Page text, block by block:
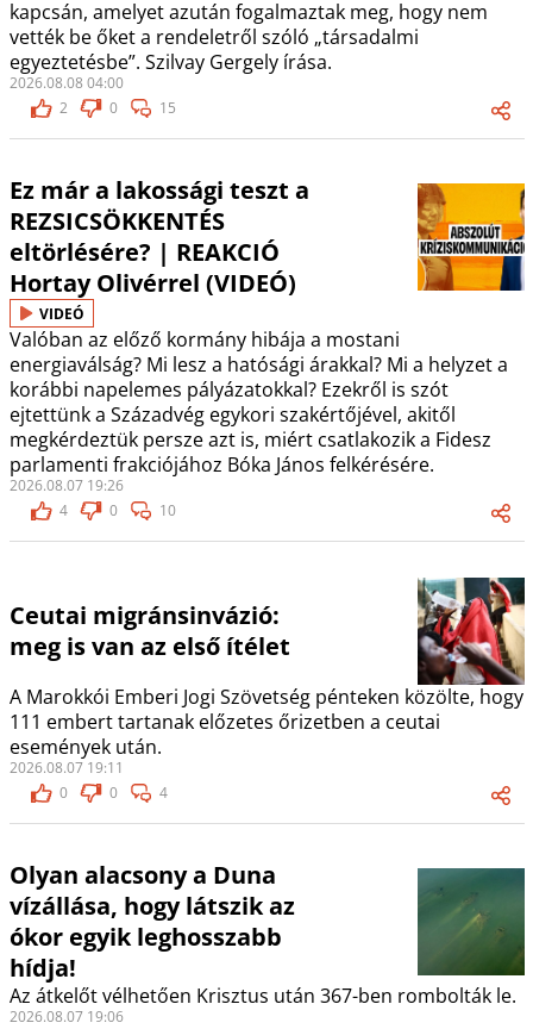
kapcsán, amelyet azután fogalmaztak meg, hogy nem
vették be őket a rendeletről szóló „társadalmi
egyeztetésbe”. Szilvay Gergely írása.
2026.08.08 04:00
2
0 15
Ez már a lakossági teszt a
REZSICSÖKKENTÉS
eltörlésére? | REAKCIÓ
Hortay Olivérrel (VIDEÓ)
VIDEÓ
Valóban az előző kormány hibája a mostani
energiaválság? Mi lesz a hatósági árakkal? Mi a helyzet a
korábbi napelemes pályázatokkal? Ezekről is szót
ejtettünk a Századvég egykori szakértőjével, akitől
megkérdeztük persze azt is, miért csatlakozik a Fidesz
parlamenti frakciójához Bóka János felkérésére.
2026.08.07 19:26
4
0 10
Ceutai migránsinvázió:
meg is van az első ítélet
A Marokkói Emberi Jogi Szövetség pénteken közölte, hogy
111 embert tartanak előzetes őrizetben a ceutai
események után.
2026.08.07 19:11
0
0 4
Olyan alacsony a Duna
vízállása, hogy látszik az
ókor egyik leghosszabb
hídja!
Az átkelőt vélhetően Krisztus után 367-ben rombolták le.
2026.08.07 19:06